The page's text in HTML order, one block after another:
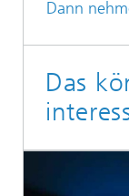
Dann
Das